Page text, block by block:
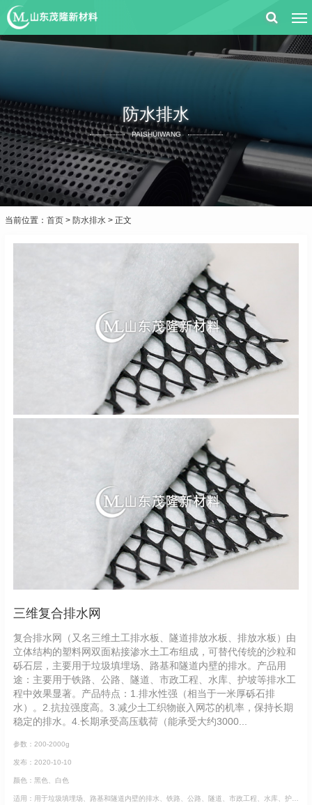
防水排水
PAISHUIWANG
当前位置： 首页 > 防水排水 > 正文
三维复合排水网
复合排水网（又名三维土工排水板、隧道排放水板、排放水板）由
立体结构的塑料网双面粘接渗水土工布组成，可替代传统的沙粒和
砾石层，主要用于垃圾填埋场、路基和隧道内壁的排水。产品用
途：主要用于铁路、公路、隧道、市政工程、水库、护坡等排水工
程中效果显著。产品特点：1.排水性强（相当于一米厚砾石排
水）。2.抗拉强度高。3.减少土工织物嵌入网芯的机率，保持长期
稳定的排水。4.长期承受高压载荷（能承受大约3000...
参数：200-2000g
发布：2020-10-10
颜色：黑色、白色
适用：用于垃圾填埋场、路基和隧道内壁的排水、铁路、公路、隧道、市政工程、水库、护坡等排水工程中效果显著。